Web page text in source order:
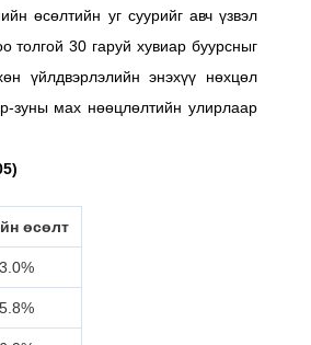
өсөлтийн уг суурийг авч үзвэл
30 гаруй хувиар буурсныг
үйлдвэрлэлийн энэхүү нөхцөл
зуны мах нөөцлөлтийн улирлаар
өсөлт